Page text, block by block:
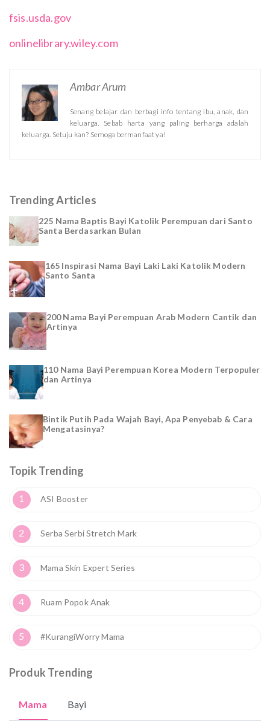
fsis.usda.gov
onlinelibrary.wiley.com
Ambar Arum
Senang belajar dan berbagi info tentang ibu, anak, dan
keluarga. Sebab harta yang paling berharga adalah
keluarga. Setuju kan? Semoga bermanfaat ya!
Trending Articles
225 Nama Baptis Bayi Katolik Perempuan dari Santo
Santa Berdasarkan Bulan
165 Inspirasi Nama Bayi Laki Laki Katolik Modern
Santo Santa
200 Nama Bayi Perempuan Arab Modern Cantik dan
Artinya
110 Nama Bayi Perempuan Korea Modern Terpopuler
dan Artinya
Bintik Putih Pada Wajah Bayi, Apa Penyebab & Cara
Mengatasinya?
Topik Trending
1 ASI Booster
2 Serba Serbi Stretch Mark
3 Mama Skin Expert Series
4 Ruam Popok Anak
5 #KurangiWorry Mama
Produk Trending
Mama Bayi